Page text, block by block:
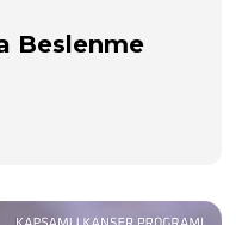
Beslenme